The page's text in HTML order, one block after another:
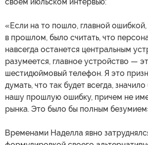
«Если на то пошло, главной
в прошлом, было считать, что
навсегда останется центральным
разумеется, главное устройство —
шестидюймовый телефон. Я это
думать, что так будет всегда,
нашу прошлую ошибку, причем не
рынка. Это было бы полным
Временами Наделла явно